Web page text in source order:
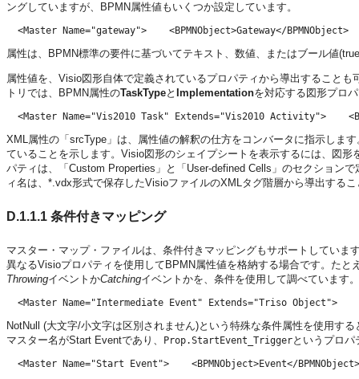
ングしていますが、BPMN属性値もいくつか設定しています。
属性は、BPMN標準の要件に基づいてテキスト、数値、またはブール値
属性値を、Visio図形自体で定義されているプロパティから導出すること
トリでは、BPMN属性のTaskTypeと Implementationを対応する図形プロ
XML属性の「srcType」は、属性値の解釈の仕方をコンバータに指示しま
ていることを示します。Visio図形のシェイプシートを表示するには、図形
パティは、「Custom Properties」と「User-defined Cells」のセクション
ィ名は、*.vdx形式で保存したVisioファイルのXMLタグ階層から導出する
D.1.1.1 条件付きマッピング
マスター・マップ・ファイルは、条件付きマッピングもサポートしてい
異なるVisioプロパティを使用してBPMN属性値を格納する場合です。た
ThrowingイベントかCatchingイベントかを、条件を使用して調べています。
NotNull (大文字/小文字は区別されません)という特殊な条件属性を使用す
マスター名がStart Eventであり、
Prop.StartEvent_Triggerというプロ